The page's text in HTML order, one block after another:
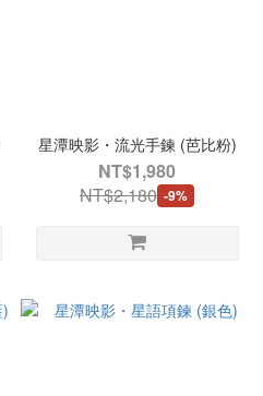
星潭映影・流光手鍊 (芭比粉)
NT$1,980
NT$2,180 -9%